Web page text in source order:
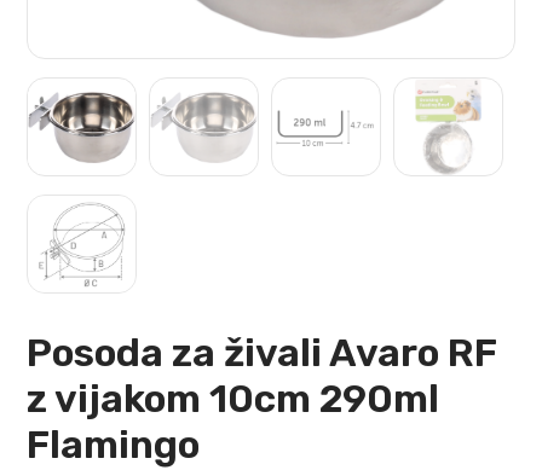
Posoda za živali Avaro RF
z vijakom 10cm 290ml
Flamingo